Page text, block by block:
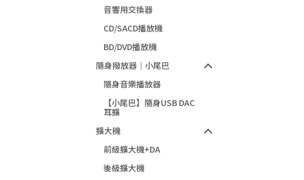
音響用交換器
CD/SACD播放機
BD/DVD播放機
隨身撥放器｜小尾巴
隨身音樂播放器
【小尾巴】隨身USB DAC
耳擴
擴大機
前級擴大機+DA
後級擴大機